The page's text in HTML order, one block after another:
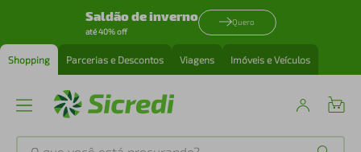
Saldão de inverno
até 40% off
Quero
Shopping Parcerias e Descontos Viagens Imóveis e Veículos
O que você está procurando?